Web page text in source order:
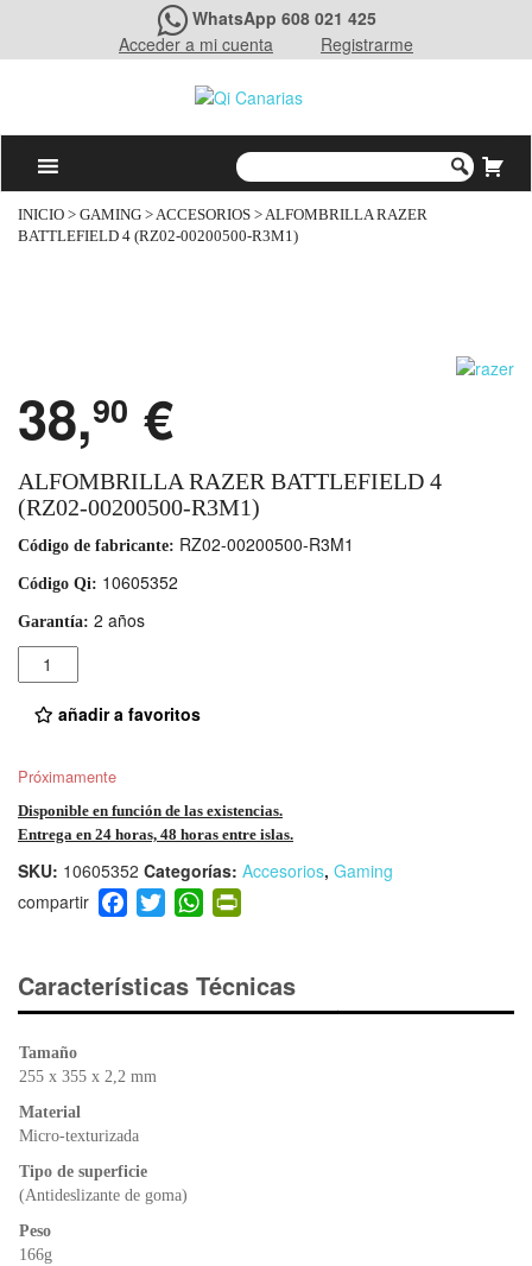
WhatsApp 608 021 425
Acceder a mi cuenta
Registrarme
INICIO > GAMING >ACCESORIOS > ALFOMBRILLA RAZER
BATTLEFIELD 4 (RZ02-00200500-R3M1)
38,90 €
ALFOMBRILLA RAZER BATTLEFIELD 4
(RZ02-00200500-R3M1)
Código de fabricante: RZ02-00200500-R3M1
Código Qi: 10605352
Garantía: 2 años
Cantidad
añadir a favoritos
Próximamente
Disponible en función de las existencias.
Entrega en 24 horas, 48 horas entre islas.
SKU: 10605352 Categorías: Accesorios, Gaming
F
a
e
b
o
T
wi
er
W
h
s
A
ri
e
Características Técnicas
Tamaño
255 x 355 x 2,2 mm
Material
Micro-texturizada
Tipo de superficie
(Antideslizante de goma)
Peso
166g